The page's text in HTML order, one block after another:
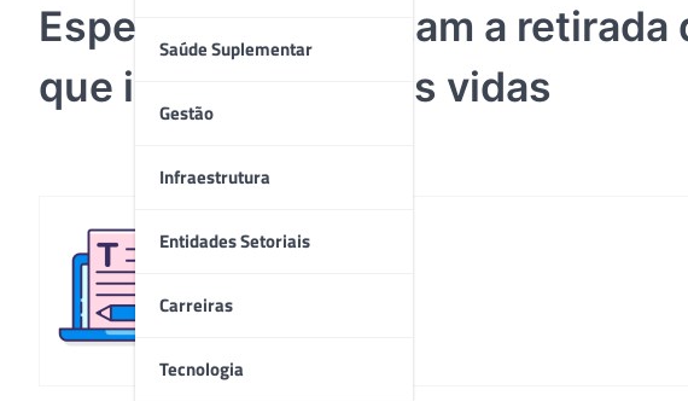
Saúde Suplementar
Gestão
Infraestrutura
Entidades Setoriais
Carreiras
Tecnologia
Especialistas realizam a retirada
que irá salvar outras vidas